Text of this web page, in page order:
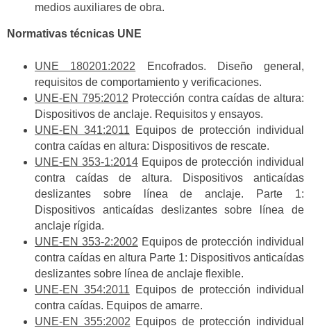
medios auxiliares de obra.
Normativas técnicas UNE
UNE 180201:2022 Encofrados. Diseño general,
requisitos de comportamiento y verificaciones.
UNE-EN 795:2012 Protección contra caídas de altura:
Dispositivos de anclaje. Requisitos y ensayos.
UNE-EN 341:2011 Equipos de protección individual
contra caídas en altura: Dispositivos de rescate.
UNE-EN 353-1:2014Equipos de protección individual
contra caídas de altura. Dispositivos anticaídas
deslizantes sobre línea de anclaje. Parte 1:
Dispositivos anticaídas deslizantes sobre línea de
anclaje rígida.
UNE-EN 353-2:2002 Equipos de protección individual
contra caídas en altura Parte 1: Dispositivos anticaídas
deslizantes sobre línea de anclaje flexible.
UNE-EN 354:2011 Equipos de protección individual
contra caídas. Equipos de amarre.
UNE-EN 355:2002 Equipos de protección individual